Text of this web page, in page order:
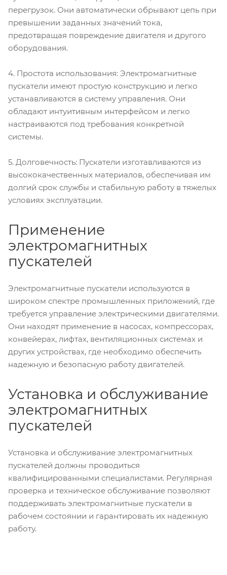
перегрузок. Они автоматически обрывают цепь при
превышении заданных значений тока,
предотвращая повреждение двигателя и другого
оборудования.
4. Простота использования: Электромагнитные
пускатели имеют простую конструкцию и легко
устанавливаются в систему управления. Они
обладают интуитивным интерфейсом и легко
настраиваются под требования конкретной
системы.
5. Долговечность: Пускатели изготавливаются из
высококачественных материалов, обеспечивая им
долгий срок службы и стабильную работу в тяжелых
условиях эксплуатации.
Применение
электромагнитных
пускателей
Электромагнитные пускатели используются в
широком спектре промышленных приложений, где
требуется управление электрическими двигателями.
Они находят применение в насосах, компрессорах,
конвейерах, лифтах, вентиляционных системах и
других устройствах, где необходимо обеспечить
надежную и безопасную работу двигателей.
Установка и обслуживание
электромагнитных
пускателей
Установка и обслуживание электромагнитных
пускателей должны проводиться
квалифицированными специалистами. Регулярная
проверка и техническое обслуживание позволяют
поддерживать электромагнитные пускатели в
рабочем состоянии и гарантировать их надежную
работу.